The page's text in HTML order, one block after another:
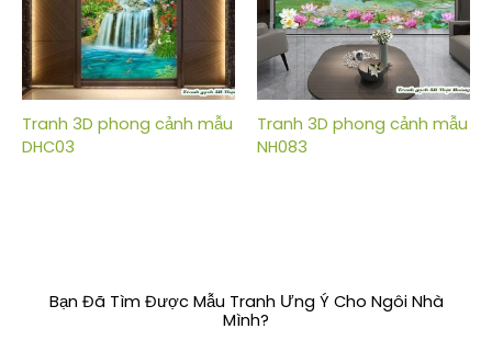
Tranh 3D phong cảnh mẫu
DHC03
Tranh 3D phong cảnh mẫu
NH083
Bạn Đã Tìm Được Mẫu Tranh Ưng Ý Cho Ngôi Nhà
Mình?